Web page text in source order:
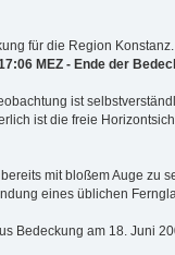
für die Region Konstanz.
MEZ - Ende der
ist
ist die freie
mit bloßem Auge zu
eines üblichen
Bedeckung am 18. Juni